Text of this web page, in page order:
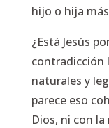
hijo o hija
¿Está Jesús
contradicción
naturales y
parece eso
Dios, ni con